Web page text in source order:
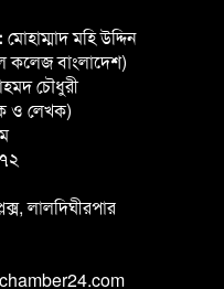
মোহাম্মাদ মহি উদ্দিন
কলেজ বাংলাদেশ)
চৌধুরী
ও লেখক)
লালদিঘীরপার